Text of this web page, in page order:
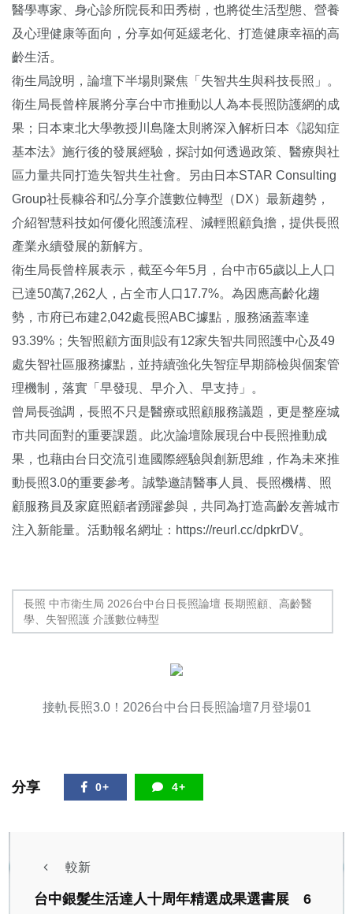
醫學專家、身心診所院長和田秀樹，也將從生活型態、營養
及心理健康等面向，分享如何延緩老化、打造健康幸福的高
齡生活。
衛生局說明，論壇下半場則聚焦「失智共生與科技長照」。
衛生局長曾梓展將分享台中市推動以人為本長照防護網的成
果；日本東北大學教授川島隆太則將深入解析日本《認知症
基本法》施行後的發展經驗，探討如何透過政策、醫療與社
區力量共同打造失智共生社會。另由日本STAR Consulting
Group社長糠谷和弘分享介護數位轉型（DX）最新趨勢，
介紹智慧科技如何優化照護流程、減輕照顧負擔，提供長照
產業永續發展的新解方。
衛生局長曾梓展表示，截至今年5月，台中市65歲以上人口
已達50萬7,262人，占全市人口17.7%。為因應高齡化趨
勢，市府已布建2,042處長照ABC據點，服務涵蓋率達
93.39%；失智照顧方面則設有12家失智共同照護中心及49
處失智社區服務據點，並持續強化失智症早期篩檢與個案管
理機制，落實「早發現、早介入、早支持」。
曾局長強調，長照不只是醫療或照顧服務議題，更是整座城
市共同面對的重要課題。此次論壇除展現台中長照推動成
果，也藉由台日交流引進國際經驗與創新思維，作為未來推
動長照3.0的重要參考。誠摯邀請醫事人員、長照機構、照
顧服務員及家庭照顧者踴躍參與，共同為打造高齡友善城市
注入新能量。活動報名網址： https://reurl.cc/dpkrDV。
長照 中市衛生局 2026台中台日長照論壇 長期照顧、高齡醫
學、失智照護 介護數位轉型
接軌長照3.0！2026台中台日長照論壇7月登場01
分享 0+ 4+
較新
台中銀髮生活達人十周年精選成果選書展 6